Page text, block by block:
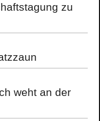
zu
weht an der